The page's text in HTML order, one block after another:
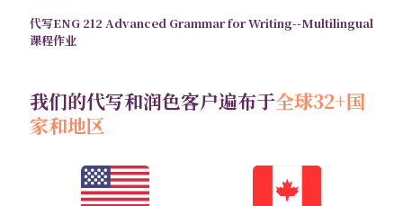
代写ENG 212 Advanced Grammar for Writing--Multilingual
课程作业
我们的代写和润色客户遍布于全球32+国
家和地区